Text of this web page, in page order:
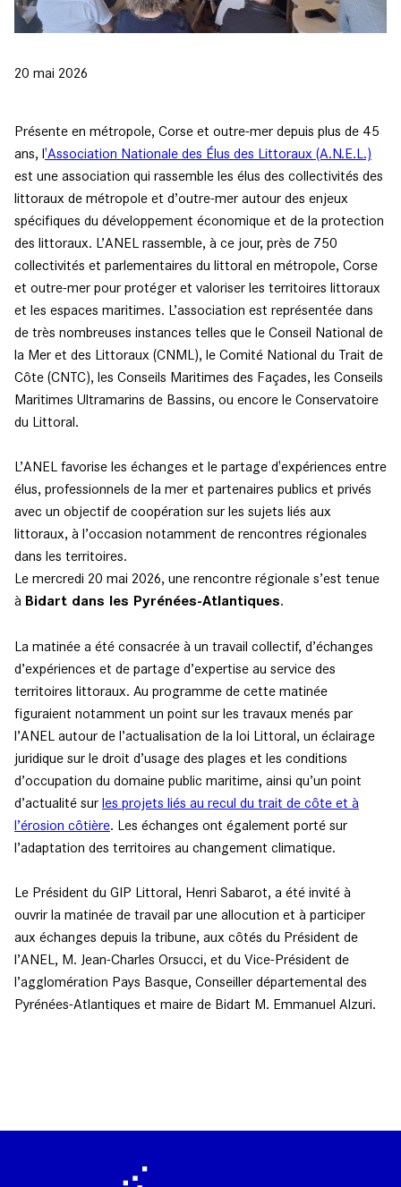
20 mai 2026
Présente en métropole, Corse et outre-mer depuis plus de 45
ans, l'Association Nationale des Élus des Littoraux (A.N.E.L.)
est une association qui rassemble les élus des collectivités des
littoraux de métropole et d’outre-mer autour des enjeux
spécifiques du développement économique et de la protection
des littoraux. L’ANEL rassemble, à ce jour, près de 750
collectivités et parlementaires du littoral en métropole, Corse
et outre-mer pour protéger et valoriser les territoires littoraux
et les espaces maritimes. L’association est représentée dans
de très nombreuses instances telles que le Conseil National de
la Mer et des Littoraux (CNML), le Comité National du Trait de
Côte (CNTC), les Conseils Maritimes des Façades, les Conseils
Maritimes Ultramarins de Bassins, ou encore le Conservatoire
du Littoral.
L’ANEL favorise les échanges et le partage d'expériences entre
élus, professionnels de la mer et partenaires publics et privés
avec un objectif de coopération sur les sujets liés aux
littoraux, à l’occasion notamment de rencontres régionales
dans les territoires.
Le mercredi 20 mai 2026, une rencontre régionale s’est tenue
à Bidart dans les Pyrénées-Atlantiques.
La matinée a été consacrée à un travail collectif, d’échanges
d’expériences et de partage d’expertise au service des
territoires littoraux. Au programme de cette matinée
figuraient notamment un point sur les travaux menés par
l’ANEL autour de l’actualisation de la loi Littoral, un éclairage
juridique sur le droit d’usage des plages et les conditions
d’occupation du domaine public maritime, ainsi qu’un point
d’actualité sur les projets liés au recul du trait de côte et à
l’érosion côtière. Les échanges ont également porté sur
l’adaptation des territoires au changement climatique.
Le Président du GIP Littoral, Henri Sabarot, a été invité à
ouvrir la matinée de travail par une allocution et à participer
aux échanges depuis la tribune, aux côtés du Président de
l’ANEL, M. Jean-Charles Orsucci, et du Vice-Président de
l’agglomération Pays Basque, Conseiller départemental des
Pyrénées-Atlantiques et maire de Bidart M. Emmanuel Alzuri.